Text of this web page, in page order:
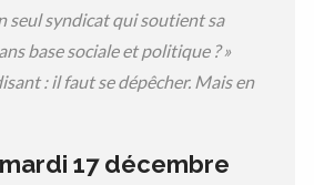
seul syndicat qui soutient sa
base sociale et politique ? »
: il faut se dépêcher. Mais en
17 décembre